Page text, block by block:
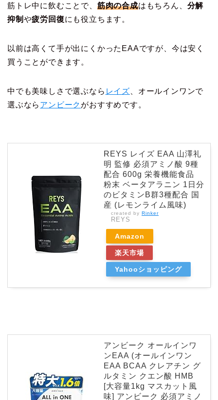
筋トレ中に飲むことで、 筋肉の合成はもちろん、 分解
抑制 や疲労回復にも役立ちます。
以前は高くて手が出にくかったEAAですが、今は安く
買うことができます。
中でも美味しさで選ぶなら レイズ 、オールインワンで
選ぶなら アンビーク がおすすめです。
REYS レイズ EAA 山澤礼
明 監修 必須アミノ酸 9種
配合 600g 栄養機能食品
粉末 ベータアラニン 1日分
のビタミンB群3種配合 国
産 (レモンライム風味)
created by Rinker
REYS
Amazon
楽天市場
Yahooショッピング
アンビーク オールインワ
ンEAA (オールインワン
EAA BCAA クレアチン グ
ルタミン クエン酸 HMB
[大容量1kg マスカット風
味] アンビーク 必須アミノ